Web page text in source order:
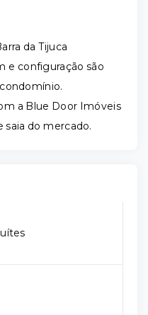
da Tijuca
e configuração são
a Blue Door Imóveis
saia do mercado.